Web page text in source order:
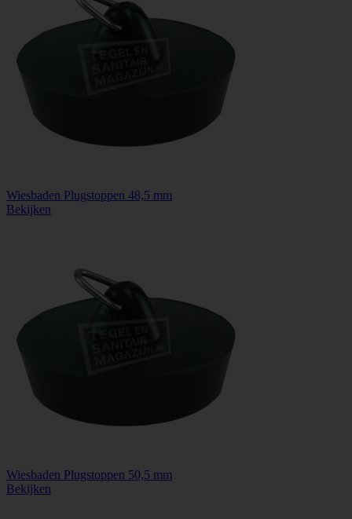
Wiesbaden Plugstoppen 48,5 mm
Bekijken
Wiesbaden Plugstoppen 50,5 mm
Bekijken